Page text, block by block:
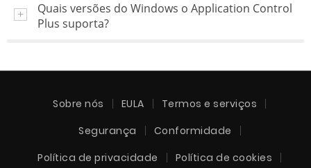
Quais versões do Windows o Application Control
Plus suporta?
Sobre nós EULA
Termos e serviços
Segurança
Conformidade
Política de privacidade
Política de cookies